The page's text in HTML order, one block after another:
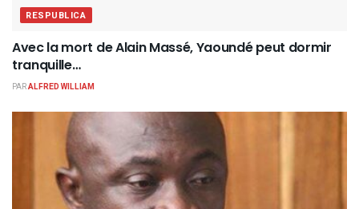
RESPUBLICA
Avec la mort de Alain Massé, Yaoundé peut dormir
tranquille…
PARALFRED WILLIAM